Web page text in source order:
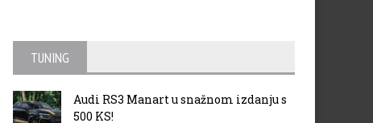
TUNING
Audi RS3 Manart u snažnom izdanju s
500 KS!